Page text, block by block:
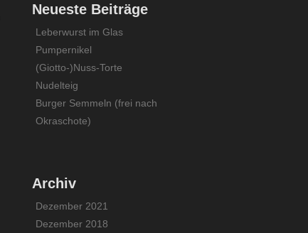
Neueste Beiträge
Leberwurst im Glas
Pumpernikel
(Giotto-)Nuss-Torte
Nudelteig
Burger Semmeln (frei nach
Okraschote)
Archiv
Dezember 2021
Dezember 2018